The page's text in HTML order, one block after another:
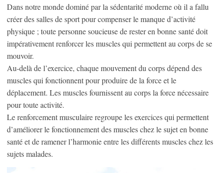
Dans notre monde dominé par la sédentarité moderne où il a fallu
créer des salles de sport pour compenser le manque d’activité
physique ; toute personne soucieuse de rester en bonne santé doit
impérativement renforcer les muscles qui permettent au corps de se
mouvoir.
Au-delà de l’exercice, chaque mouvement du corps dépend des
muscles qui fonctionnent pour produire de la force et le
déplacement. Les muscles fournissent au corps la force nécessaire
pour toute activité.
Le renforcement musculaire regroupe les exercices qui permettent
d’améliorer le fonctionnement des muscles chez le sujet en bonne
santé et de ramener l’harmonie entre les différents muscles chez les
sujets malades.